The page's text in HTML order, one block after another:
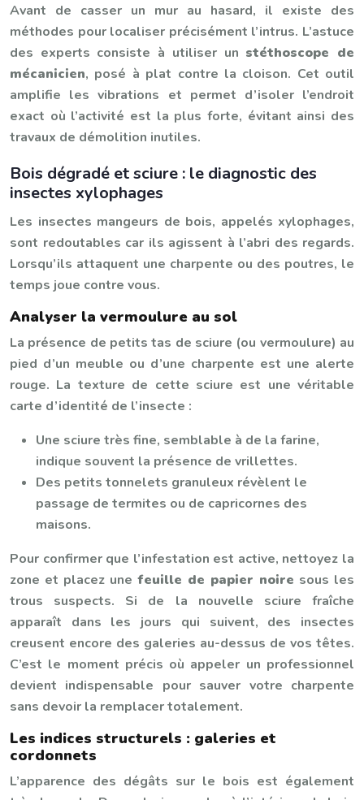
Avant de casser un mur au hasard, il existe des
méthodes pour localiser précisément l’intrus. L’astuce
des experts consiste à utiliser un stéthoscope de
mécanicien, posé à plat contre la cloison. Cet outil
amplifie les vibrations et permet d’isoler l’endroit
exact où l’activité est la plus forte, évitant ainsi des
travaux de démolition inutiles.
Bois dégradé et sciure : le diagnostic des
insectes xylophages
Les insectes mangeurs de bois, appelés xylophages,
sont redoutables car ils agissent à l’abri des regards.
Lorsqu’ils attaquent une charpente ou des poutres, le
temps joue contre vous.
Analyser la vermoulure au sol
La présence de petits tas de sciure (ou vermoulure) au
pied d’un meuble ou d’une charpente est une alerte
rouge. La texture de cette sciure est une véritable
carte d’identité de l’insecte :
Une sciure très fine, semblable à de la farine,
indique souvent la présence de vrillettes.
Des petits tonnelets granuleux révèlent le
passage de termites ou de capricornes des
maisons.
Pour confirmer que l’infestation est active, nettoyez la
zone et placez une feuille de papier noire sous les
trous suspects. Si de la nouvelle sciure fraîche
apparaît dans les jours qui suivent, des insectes
creusent encore des galeries au-dessus de vos têtes.
C’est le moment précis où appeler un professionnel
devient indispensable pour sauver votre charpente
sans devoir la remplacer totalement.
Les indices structurels : galeries et
cordonnets
L’apparence des dégâts sur le bois est également